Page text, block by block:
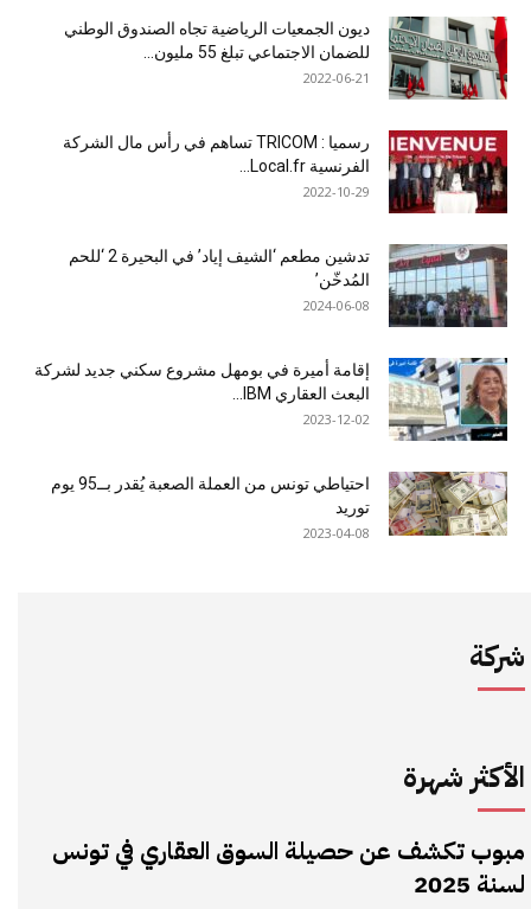
ديون الجمعيات الرياضية تجاه الصندوق الوطني
للضمان الاجتماعي تبلغ 55 مليون...
2022-06-21
رسميا : TRICOM تساهم في رأس مال الشركة
الفرنسية Local.fr...
2022-10-29
تدشين مطعم ‘الشيف إياد’ في البحيرة 2 ‘للحم
المُدخّن’
2024-06-08
إقامة أميرة في بومهل مشروع سكني جديد لشركة
البعث العقاري IBM...
2023-12-02
احتياطي تونس من العملة الصعبة يُقدر بــ95 يوم
توريد
2023-04-08
شركة
الأكثر شهرة
مبوب تكشف عن حصيلة السوق العقاري في تونس
لسنة 2025